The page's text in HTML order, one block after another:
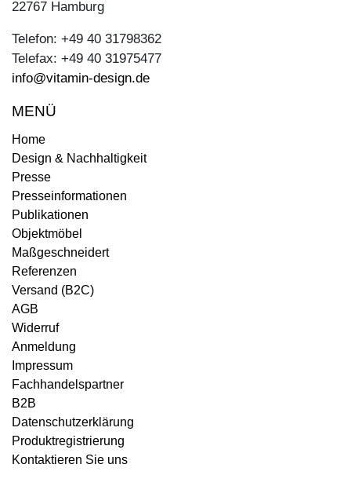
22767 Hamburg
Telefon: +49 40 31798362
Telefax: +49 40 31975477
info@vitamin-design.de
MENÜ
Home
Design & Nachhaltigkeit
Presse
Presseinformationen
Publikationen
Objektmöbel
Maßgeschneidert
Referenzen
Versand (B2C)
AGB
Widerruf
Anmeldung
Impressum
Fachhandelspartner
B2B
Datenschutzerklärung
Produktregistrierung
Kontaktieren Sie uns